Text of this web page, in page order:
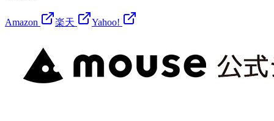
Amazon 楽天 Yahoo!